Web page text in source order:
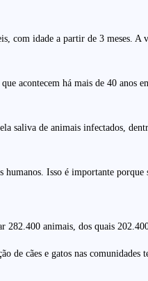
com idade a partir de 3 meses.
acontecem há mais de 40 anos
saliva de animais infectados,
Isso é importante
282.400 animais, dos quais
de cães e gatos nas